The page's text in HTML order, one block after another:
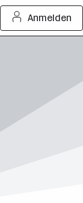
Anmelden